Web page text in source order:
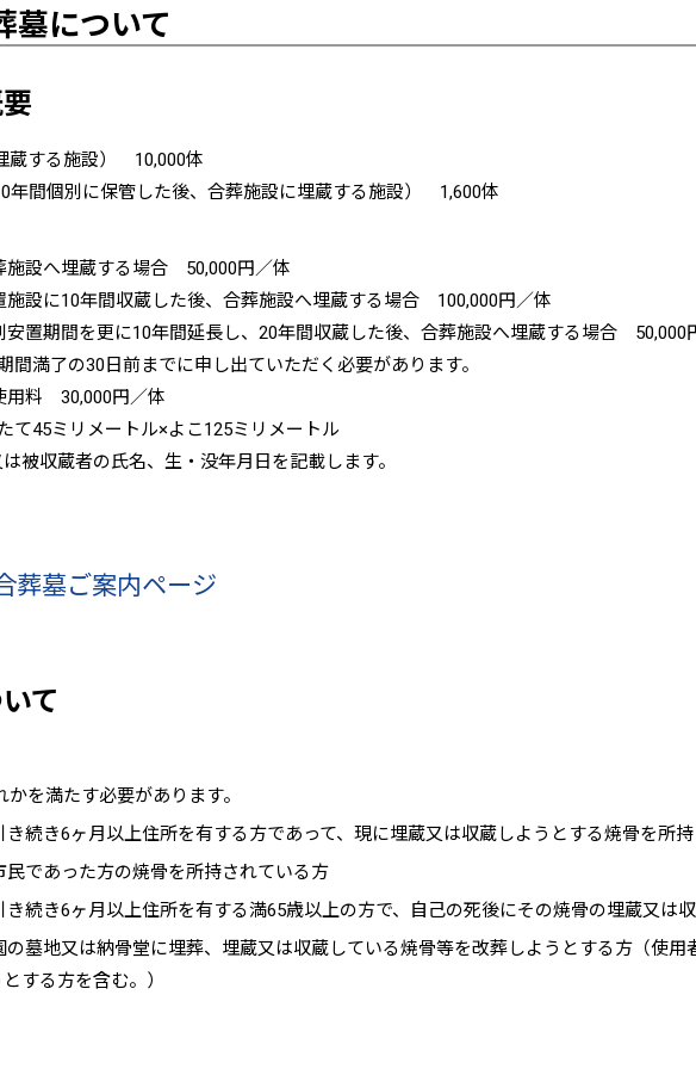
墓について
蔵する施設） 10,000体
年間個別に保管した後、合葬施設に埋蔵する施設） 1,600体
施設へ埋蔵する場合 50,000円／体
施設に10年間収蔵した後、合葬施設へ埋蔵する場合 100,000円／体
安置期間を更に10年間延長し、20年間収蔵した後、合葬施設へ埋蔵する場合 50,000
間満了の30日前までに申し出ていただく必要があります。
用料 30,000円／体
45ミリメートル×よこ125ミリメートル
被収蔵者の氏名、生・没年月日を記載します。
葬墓ご案内ページ
て
を満たす必要があります。
き続き6ヶ月以上住所を有する方であって、現に埋蔵又は収蔵しようとする焼骨を所
民であった方の焼骨を所持されている方
き続き6ヶ月以上住所を有する満65歳以上の方で、自己の死後にその焼骨の埋蔵又は
の墓地又は納骨堂に埋葬、埋蔵又は収蔵している焼骨等を改葬しようとする方（使用
する方を含む。）